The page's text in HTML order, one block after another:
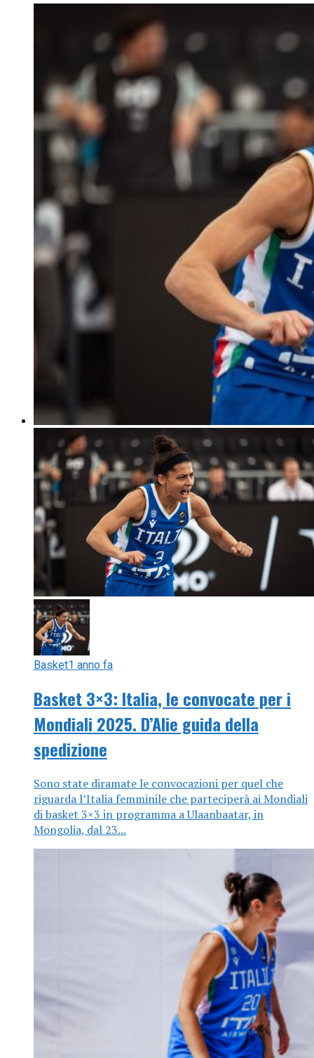
Basket1 anno fa
Basket 3×3: Italia, le convocate per i
Mondiali 2025. D’Alie guida della
spedizione
Sono state diramate le convocazioni per quel che
riguarda l’Italia femminile che parteciperà ai Mondiali
di basket 3×3 in programma a Ulaanbaatar, in
Mongolia, dal 23...